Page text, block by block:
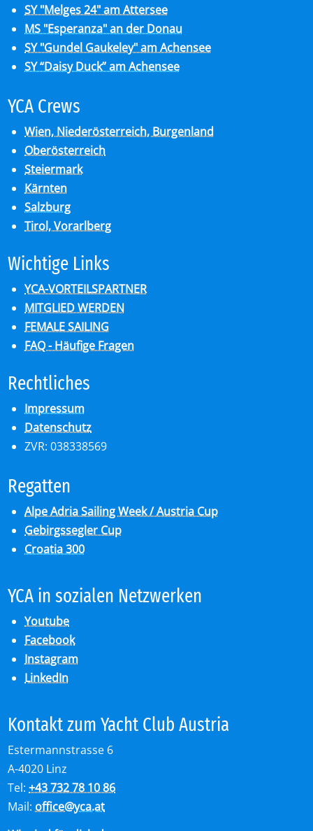
SY "Melges 24" am Attersee
MS "Esperanza" an der Donau
SY "Gundel Gaukeley" am Achensee
SY “Daisy Duck” am Achensee
YCA Crews
Wien, Niederösterreich, Burgenland
Oberösterreich
Steiermark
Kärnten
Salzburg
Tirol, Vorarlberg
Wich­ti­ge Links
YCA-VORTEILSPARTNER
MITGLIED WERDEN
FEMALE SAILING
FAQ - Häufige Fragen
Recht­li­ches
Impressum
Datenschutz
ZVR: 038338569
Re­gat­ten
Alpe Adria Sailing Week / Austria Cup
Gebirgssegler Cup
Croatia 300
YCA in so­zia­len Netz­wer­ken
Youtube
Facebook
Instagram
LinkedIn
Kon­takt zum Yacht Club Aus­tria
Estermannstrasse 6
A-4020 Linz
Tel:+43 732 78 10 86
Mail: office@yca.at